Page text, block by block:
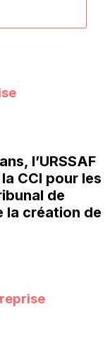
l’URSSAF
CCI pour les
de
la création de